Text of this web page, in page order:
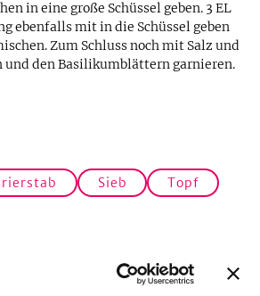
in eine große Schüssel geben. 3 EL
ebenfalls mit in die Schüssel geben
Zum Schluss noch mit Salz und
und den Basilikumblättern garnieren.
Sieb Topf
seine nahrhaften Zutaten sehr stark,